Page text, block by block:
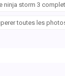
ninja storm 3
toutes les